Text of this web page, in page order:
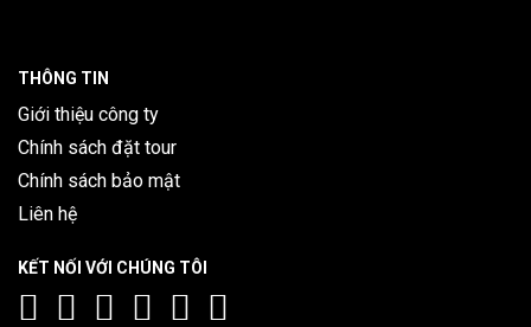
THÔNG TIN
Giới thiệu công ty
Chính sách đặt tour
Chính sách bảo mật
Liên hệ
KẾT NỐI VỚI CHÚNG TÔI